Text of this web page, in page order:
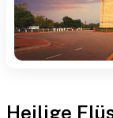
Heilige